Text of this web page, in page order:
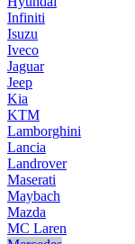
Infiniti
Isuzu
Iveco
Jaguar
Jeep
Kia
KTM
Lamborghini
Lancia
Landrover
Maserati
Maybach
Mazda
MC Laren